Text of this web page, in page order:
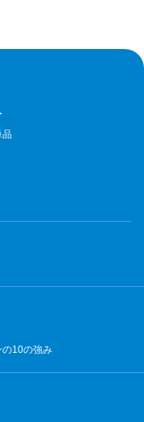
品
の10の強み